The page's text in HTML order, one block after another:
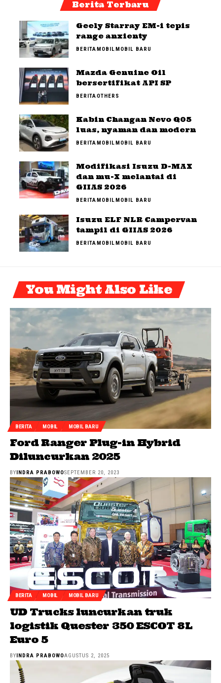
Berita Terbaru
Geely Starray EM-i tepis
range anxienty
BERITAMOBILMOBIL BARU
Mazda Genuine Oil
bersertifikat API SP
BERITAOTHERS
Kabin Changan Nevo Q05
luas, nyaman dan modern
BERITAMOBILMOBIL BARU
Modifikasi Isuzu D-MAX
dan mu-X melantai di
GIIAS 2026
BERITAMOBILMOBIL BARU
Isuzu ELF NLR Campervan
tampil di GIIAS 2026
BERITAMOBILMOBIL BARU
You Might Also Like
BERITA MOBIL MOBIL BARU
Ford Ranger Plug-in Hybrid
Diluncurkan 2025
BY INDRA PRABOWOSEPTEMBER 20, 2023
BERITA MOBIL MOBIL BARU
UD Trucks luncurkan truk
logistik Quester 350 ESCOT 8L
Euro 5
BYINDRA PRABOWOAGUSTUS 2, 2025